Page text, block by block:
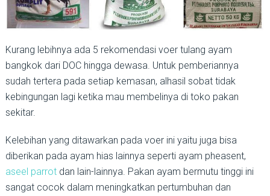
Kurang lebihnya ada 5 rekomendasi voer tulang ayam
bangkok dari DOC hingga dewasa. Untuk pemberiannya
sudah tertera pada setiap kemasan, alhasil sobat tidak
kebingungan lagi ketika mau membelinya di toko pakan
sekitar.
Kelebihan yang ditawarkan pada voer ini yaitu juga bisa
diberikan pada ayam hias lainnya seperti ayam pheasent,
aseel parrotdan lain-lainnya. Pakan ayam bermutu tinggi ini
sangat cocok dalam meningkatkan pertumbuhan dan